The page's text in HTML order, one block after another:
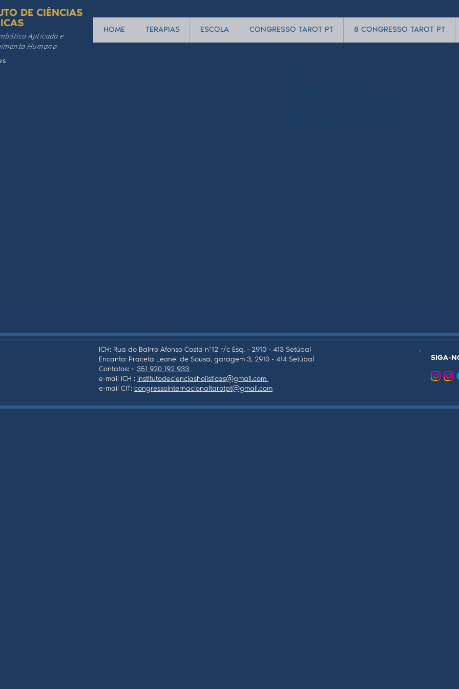
DE CIÊNCIAS
Aplicada e
Humano
HOME TERAPIAS ESCOLA CONGRESSO TAROT PT 8 CONGRESSO TAROT PT
ICH: Rua do Bairro Afonso Costa nº12 r/c Esq. - 2910 - 413 Setúbal
Encanto: Praceta Leonel de Sousa, garagem 3, 2910 - 414 Setúbal
Contatos: + 351 920 192 933
e-mail ICH : institutodecienciasholisticas@gmail.com
e-mail CIT: congressointernacionaltarotpt@gmail.com
SIGA-